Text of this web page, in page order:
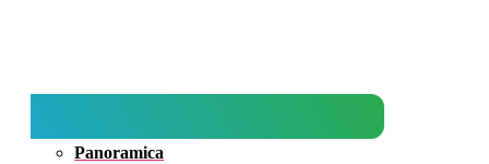
Panoramica